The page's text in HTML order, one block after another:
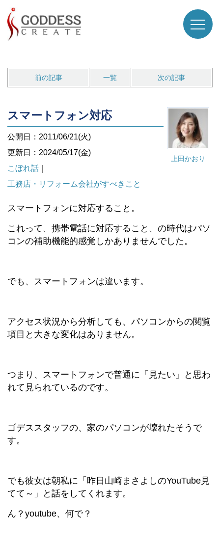
前の記事 一覧 次の記事
上田かおり
スマートフォン対応
公開日：2011/06/21(火)
更新日：2024/05/17(金)
こぼれ話
工務店・リフォーム会社がすべきこと
スマートフォンに対応すること。
これって、携帯電話に対応すること、の時代はパソ
コンの補助機能的感覚しかありませんでした。
でも、スマートフォンは違います。
アクセス状況から分析しても、パソコンからの閲覧
項目と大きな変化はありません。
つまり、スマートフォンで普通に「見たい」と思わ
れて見られているのです。
ゴデススタッフの、家のパソコンが壊れたそうで
す。
でも彼女は朝私に「昨日山崎まさよしのYouTube見
てて～」と話をしてくれます。
ん？youtube、何で？